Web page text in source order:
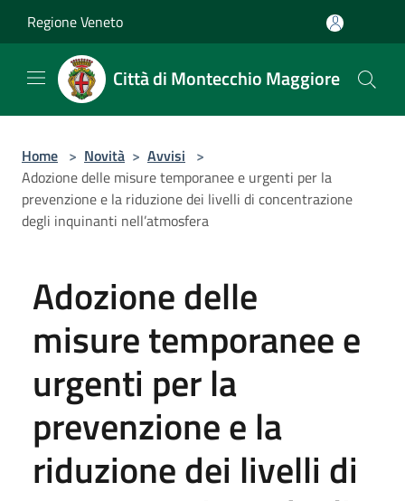
Regione Veneto
Città di Montecchio Maggiore
Home > Novità > Avvisi >
Adozione delle misure temporanee e urgenti per la
prevenzione e la riduzione dei livelli di concentrazione
degli inquinanti nell’atmosfera
Adozione delle
misure temporanee e
urgenti per la
prevenzione e la
riduzione dei livelli di